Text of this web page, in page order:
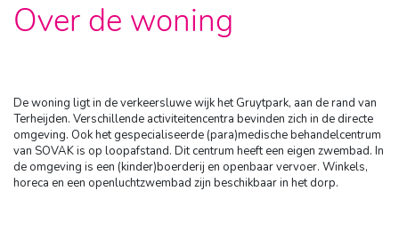
Over de woning
De woning ligt in de verkeersluwe wijk het Gruytpark, aan de rand van
Terheijden. Verschillende activiteitencentra bevinden zich in de directe
omgeving. Ook het gespecialiseerde (para)medische behandelcentrum
van SOVAK is op loopafstand. Dit centrum heeft een eigen zwembad. In
de omgeving is een (kinder)boerderij en openbaar vervoer. Winkels,
horeca en een openluchtzwembad zijn beschikbaar in het dorp.